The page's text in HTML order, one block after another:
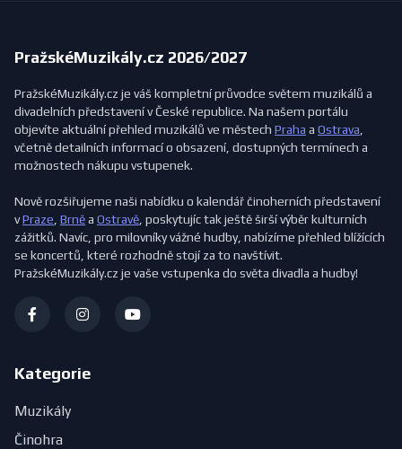
PražskéMuzikály.cz 2026/2027
PražskéMuzikály.cz je váš kompletní průvodce světem muzikálů a
divadelních představení v České republice. Na našem portálu
objevíte aktuální přehled muzikálů ve městech Praha a Ostrava
včetně detailních informací o obsazení, dostupných termínech a
možnostech nákupu vstupenek.
Nově rozšiřujeme naši nabídku o kalendář činoherních představení
vPraze Brněa Ostravě , poskytujíc tak ještě širší výběr kulturních
zážitků. Navíc, pro milovníky vážné hudby, nabízíme přehled blížících
se koncertů, které rozhodně stojí za to navštívit.
PražskéMuzikály.cz je vaše vstupenka do světa divadla a hudby!
Kategorie
Muzikály
Činohra